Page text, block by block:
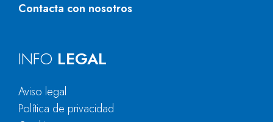
Contacta con nosotros
INFO LEGAL
Aviso legal
Política de privacidad